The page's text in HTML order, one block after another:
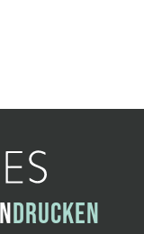
Wir ändern das
DRUCKEN